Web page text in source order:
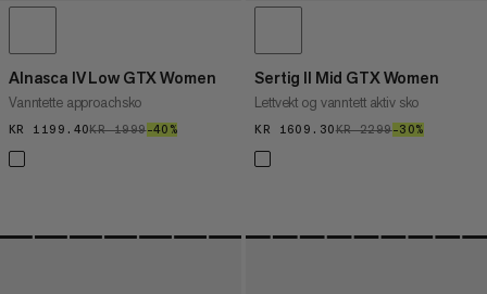
Alnasca IV Low GTX Women
Vanntette approachsko
KR 1199.40KR 1199.40
KR 1999KR 1999
–40%
Sertig II Mid GTX Women
Lettvekt og vanntett aktiv sko
KR 1609.30KR 1609.30
KR 2299KR 2299
–30%